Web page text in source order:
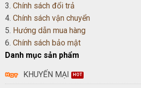
3. Chính sách đổi trả
4. Chính sách vận chuyển
5. Hướng dẫn mua hàng
6. Chính sách bảo mật
Danh mục sản phẩm
KHUYẾN MẠI